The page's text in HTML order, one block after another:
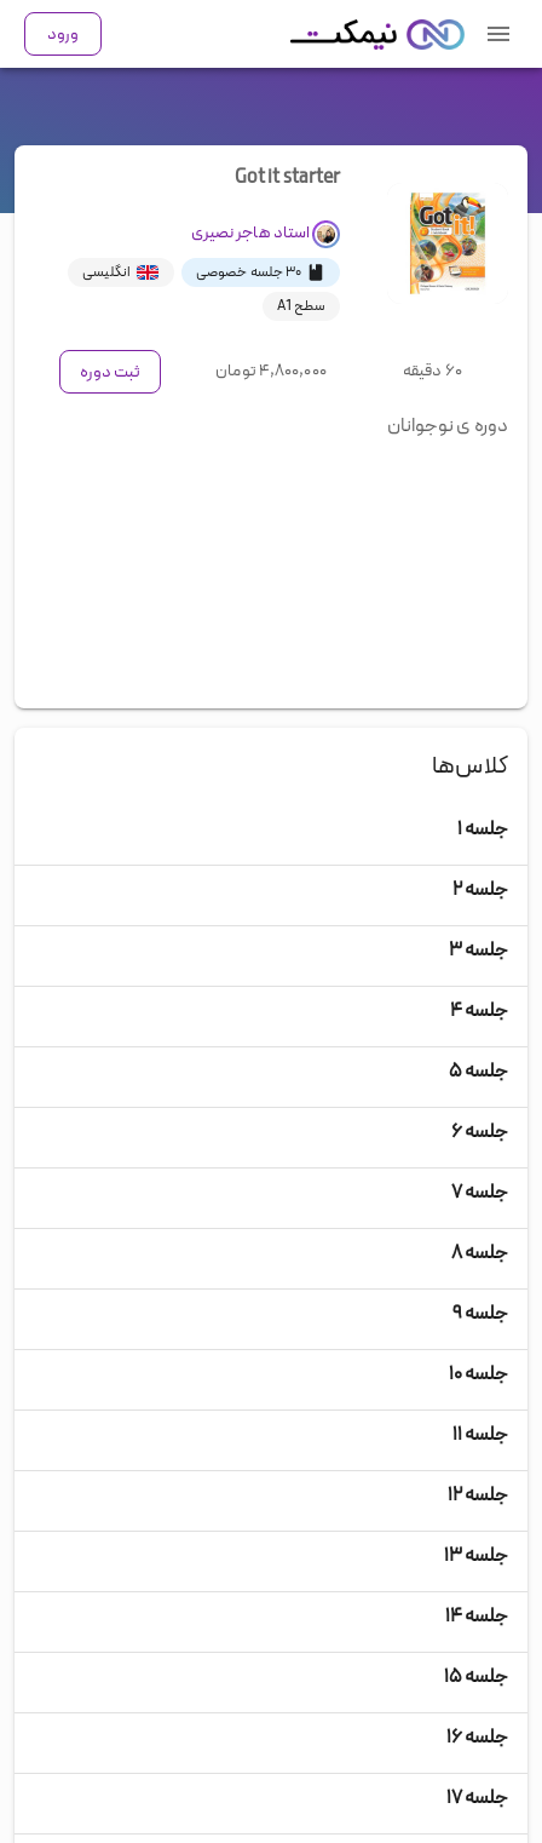
ورود
Got it starter
استادهاجر نصیری
۳۰ جلسه خصوصی
انگلیسی
سطح A1
۶۰ دقیقه ۴,۸۰۰,۰۰۰تومان ثبت دوره
دوره ی نوجوانان
کلاس‌ها
جلسه ۱
جلسه ۲
جلسه ۳
جلسه ۴
جلسه ۵
جلسه ۶
جلسه ۷
جلسه ۸
جلسه ۹
جلسه ۱۰
جلسه ۱۱
جلسه ۱۲
جلسه ۱۳
جلسه ۱۴
جلسه ۱۵
جلسه ۱۶
جلسه ۱۷